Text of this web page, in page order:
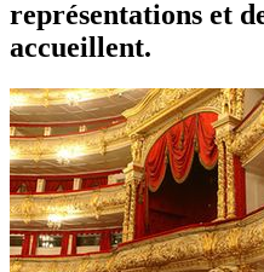
représentations et
accueillent.